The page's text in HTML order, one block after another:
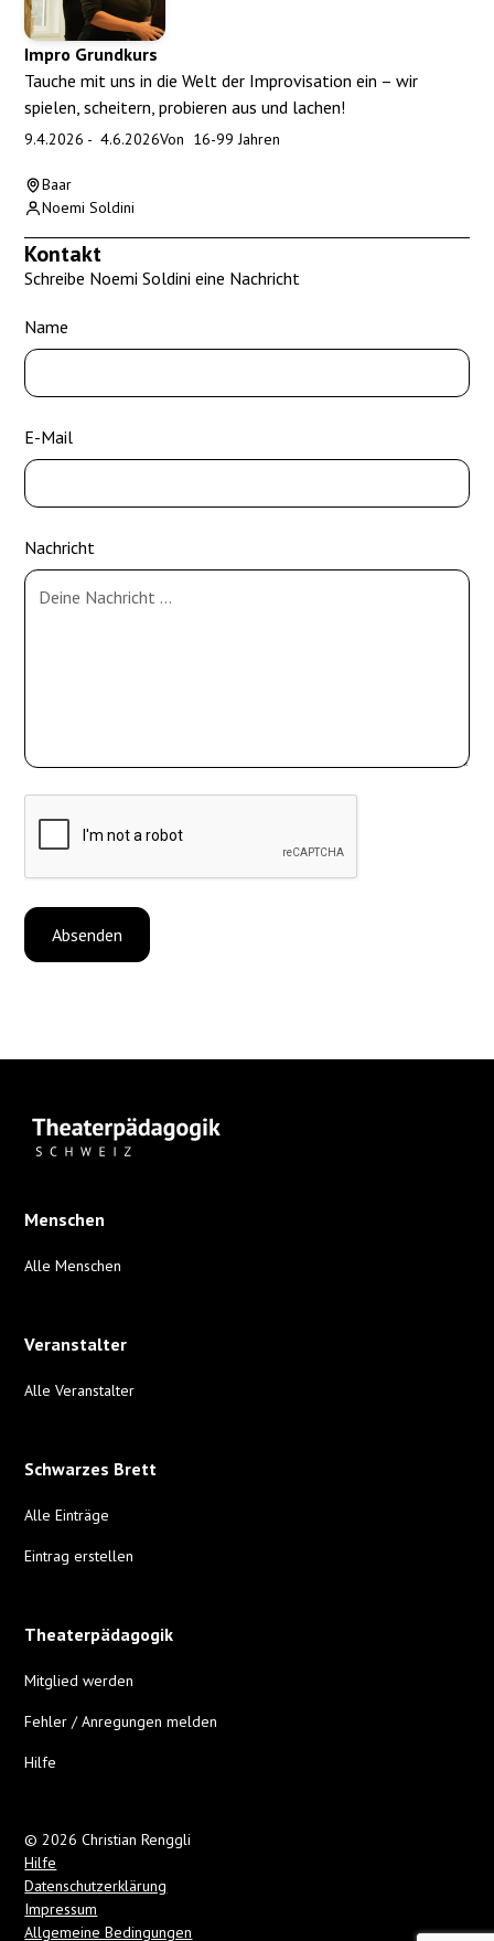
Impro Grundkurs
Tauche mit uns in die Welt der Improvisation ein – wir
spielen, scheitern, probieren aus und lachen!
9.4.2026 -4.6.2026Von 16-99 Jahren
Baar
Noemi Soldini
Kontakt
Schreibe Noemi Soldini eine Nachricht
Name
E-Mail
Nachricht
Menschen
Alle Menschen
Veranstalter
Alle Veranstalter
Schwarzes Brett
Alle Einträge
Eintrag erstellen
Theaterpädagogik
Mitglied werden
Fehler / Anregungen melden
Hilfe
© 2026 Christian Renggli
Hilfe
Datenschutzerklärung
Impressum
Allgemeine Bedingungen